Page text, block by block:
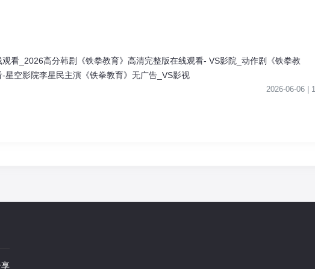
观看_2026高分韩剧《铁拳教育》高清完整版在线观看- VS影院_动作剧《铁拳教
星空影院李星民主演《铁拳教育》无广告_VS影视
2026-06-06 |